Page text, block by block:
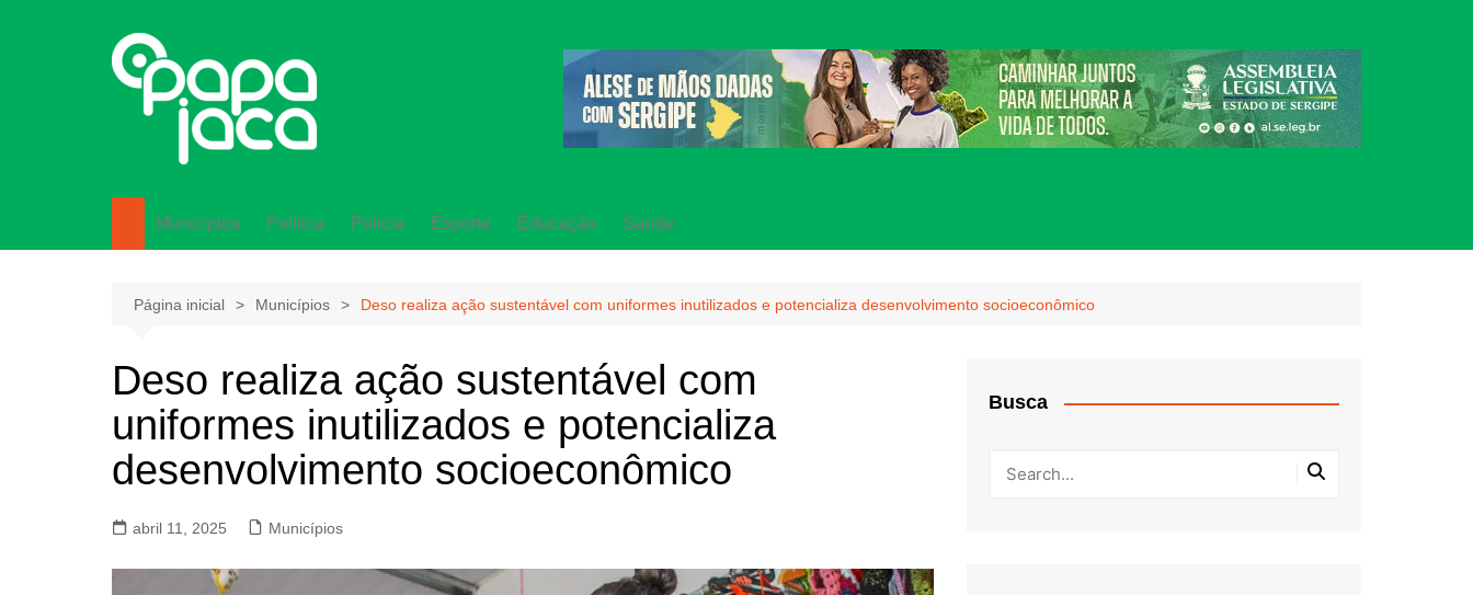
Municípios Política Polícia Esporte Educação Saúde
Página inicial Municípios Deso realiza ação sustentável com uniformes inutilizados e potencializa desenvolvimento socioeconômico
Deso realiza ação sustentável com
uniformes inutilizados e potencializa
desenvolvimento socioeconômico
abril 11, 2025 Municípios
Busca